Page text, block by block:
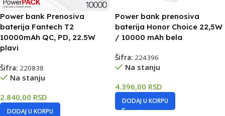
Power bank Prenosiva
baterija Fantech T2
10000mAh QC, PD, 22.5W
plavi
Šifra: 220838
Na stanju
2.840,00 RSD
DODAJ U KORPU
Power bank prenosiva
baterija Honor Choice 22,5W
/ 10000 mAh bela
Šifra: 224396
Na stanju
4.396,00 RSD
DODAJ U KORPU